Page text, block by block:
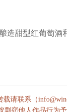
造甜型红葡萄
请联系（
剽窃他人作品行为